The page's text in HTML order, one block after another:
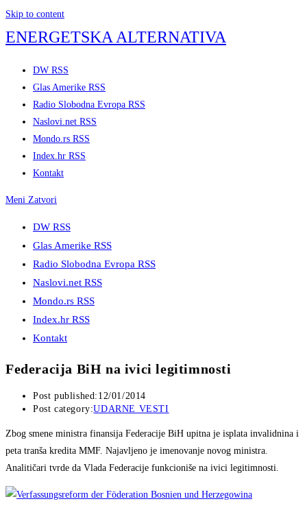
Skip to content
ENERGETSKA ALTERNATIVA
DW RSS
Glas Amerike RSS
Radio Slobodna Evropa RSS
Naslovi.net RSS
Mondo.rs RSS
Index.hr RSS
Kontakt
Meni Zatvori
DW RSS
Glas Amerike RSS
Radio Slobodna Evropa RSS
Naslovi.net RSS
Mondo.rs RSS
Index.hr RSS
Kontakt
Federacija BiH na ivici legitimnosti
Post published: 12/01/2014
Post category:UDARNE VESTI
Zbog smene ministra finansija Federacije BiH upitna je isplata invalidnina i
peta tranša kredita MMF. Najavljeno je imenovanje novog ministra.
Analitičari tvrde da Vlada Federacije funkcioniše na ivici legitimnosti.